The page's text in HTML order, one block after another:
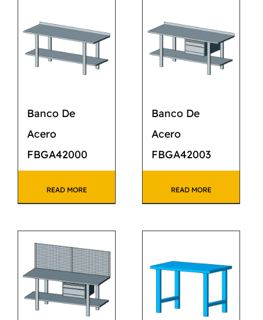
CONTACTO
Banco De
Acero
FBGA42000
READ MORE
Banco De
Acero
FBGA42003
READ MORE